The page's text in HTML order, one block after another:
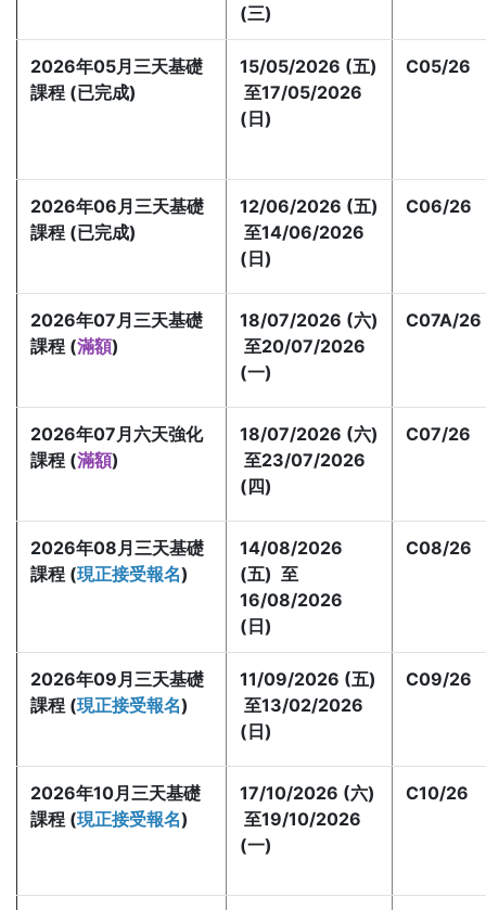
(三)
2026年05月三天基礎
課程 (已完成)
15/05/2026 (五)
至17/05/2026
(日)
C05/26
2026年06月三天基礎
課程 (已完成)
12/06/2026 (五)
至14/06/2026
(日)
C06/26
2026年07月三天基礎
課程 (滿額)
18/07/2026 (六)
至20/07/2026
(一)
C07A/26
2026年07月六天強化
課程 (滿額)
18/07/2026 (六)
至23/07/2026
(四)
C07/26
2026年08月三天基礎
課程 (現正接受報名)
14/08/2026
(五) 至
16/08/2026
(日)
C08/26
2026年09月三天基礎
課程 (現正接受報名)
11/09/2026 (五)
至13/02/2026
(日)
C09/26
2026年10月 三天基礎
課程 (現正接受報名)
17/10/2026 (六)
至19/10/2026
(一)
C10/26